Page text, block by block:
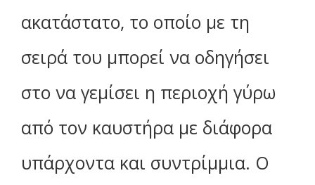
ακατάστατο, το οποίο με τη
σειρά του μπορεί να οδηγήσει
στο να γεμίσει η περιοχή γύρω
από τον καυστήρα με διάφορα
υπάρχοντα και συντρίμμια. Ο